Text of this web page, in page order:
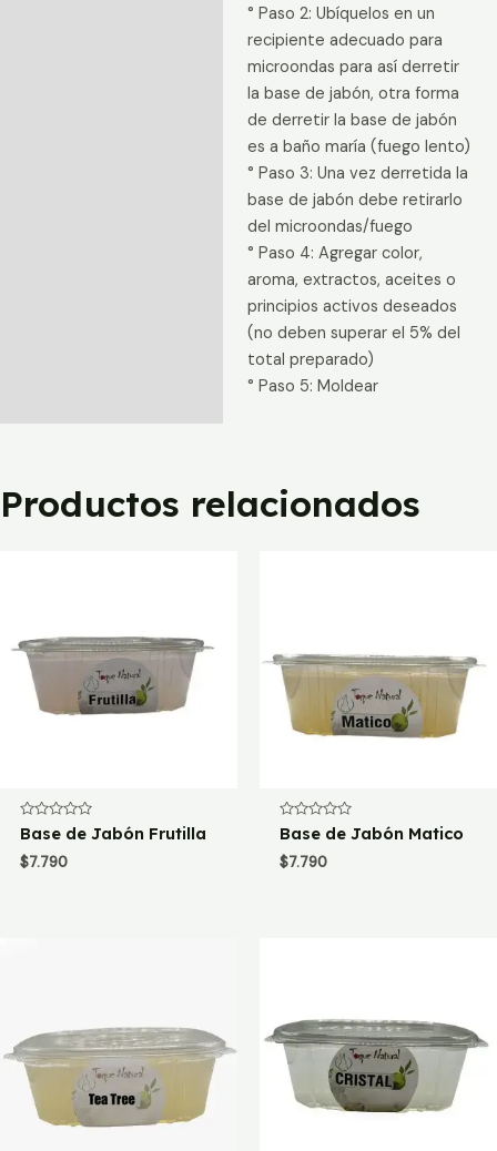
° Paso 2: Ubíquelos en un
recipiente adecuado para
microondas para así derretir
la base de jabón, otra forma
de derretir la base de jabón
es a baño maría (fuego lento)
° Paso 3: Una vez derretida la
base de jabón debe retirarlo
del microondas/fuego
° Paso 4: Agregar color,
aroma, extractos, aceites o
principios activos deseados
(no deben superar el 5% del
total preparado)
° Paso 5: Moldear
Productos relacionados
Valorado
con
0
de
Base de Jabón Frutilla
$7.790
Valorado
con
0
de
Base de Jabón Matico
$7.790